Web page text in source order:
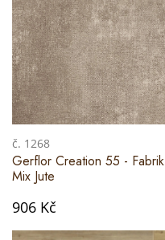
č. 1268
Gerflor Creation 55 - Fabrik
Mix Jute
906 Kč